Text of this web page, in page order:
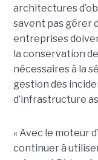
architectures
savent pas gérer
entreprises
la conservation
nécessaires à la
gestion des
d’infrastructure
« Avec le moteur
continuer à